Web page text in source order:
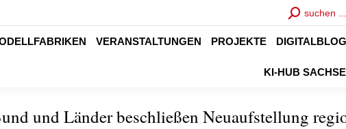
Search:
suchen ...
VERANSTALTUNGEN PROJEKTE DIGITALBLOG
KI-HUB
und Länder beschließen Neuaufstellung